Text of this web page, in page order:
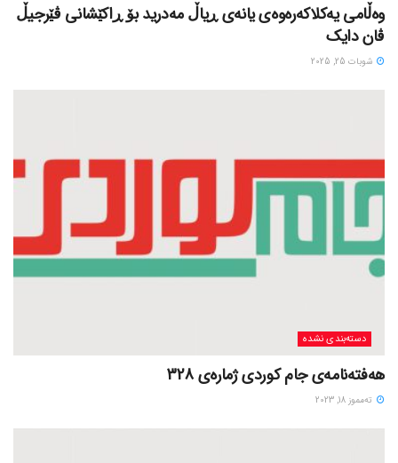
وەڵامی یەکلاکەرەوەی یانەی ڕیاڵ مەدرید بۆ ڕاکێشانی ڤێرجیڵ
ڤان دایک
شوبات 25, 2025
دسته‌بندی نشده
هەفتەنامەی جام کوردی ژمارەی 328
ته‌مموز 18, 2023